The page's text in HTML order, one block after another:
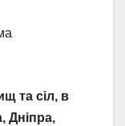
та сіл, в
Дніпра,